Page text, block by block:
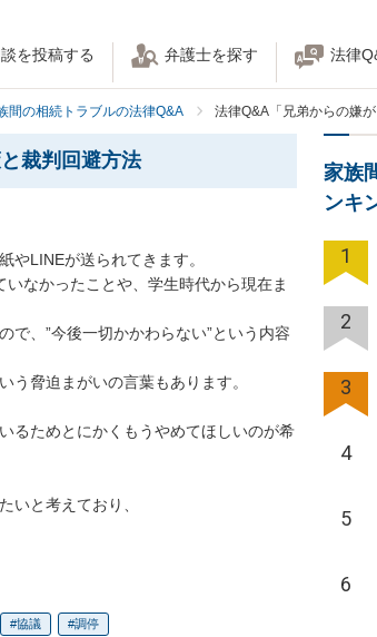
を投稿する 弁護士を探す 法律
間の相続トラブルの法律Q&A 法律Q&A「兄弟からの嫌
裁判回避方法
やLINEが送られてきます。
なかったことや、学生時代から現在ま
で、”今後一切かかわらない”という内容
う脅迫まがいの言葉もあります。
るためとにかくもうやめてほしいのが希
いと考えており、
協議 調停
家族
ンキ
1
2
3
4
5
6